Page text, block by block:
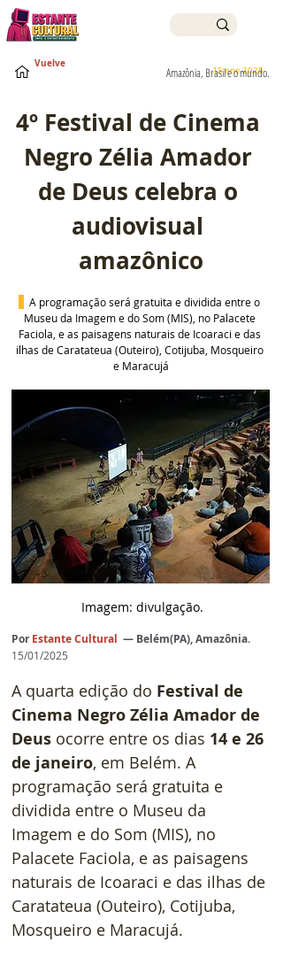
15 ene 2025
Amazônia, Brasil e o mundo.
Vuelve
4º Festival de Cinema
Negro Zélia Amador
de Deus celebra o
audiovisual
amazônico
A programação será gratuita e dividida entre o
Museu da Imagem e do Som (MIS), no Palacete
Faciola, e as paisagens naturais de Icoaraci e das
ilhas de Caratateua (Outeiro), Cotijuba, Mosqueiro
e Maracujá
Imagem: divulgação.
Por Estante Cultural — Belém(PA), Amazônia.
15/01/2025
A quarta edição do Festival de
Cinema Negro Zélia Amador de
Deus ocorre entre os dias 14 e 26
de janeiro, em Belém. A
programação será gratuita e
dividida entre o Museu da
Imagem e do Som (MIS), no
Palacete Faciola, e as paisagens
naturais de Icoaraci e das ilhas de
Caratateua (Outeiro), Cotijuba,
Mosqueiro e Maracujá.